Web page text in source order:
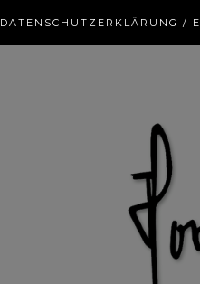
DATENSCHUTZERKLÄRUNG /